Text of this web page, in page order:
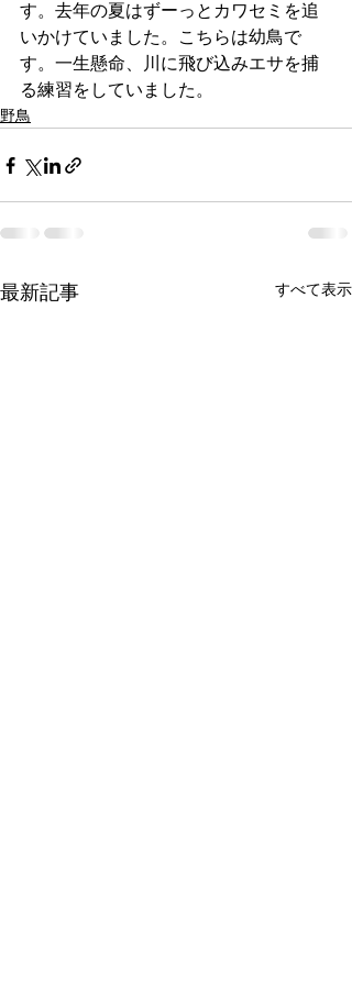
す。去年の夏はずーっとカワセミを追
いかけていました。こちらは幼鳥で
す。一生懸命、川に飛び込みエサを捕
る練習をしていました。
野鳥
最新記事 すべて表示